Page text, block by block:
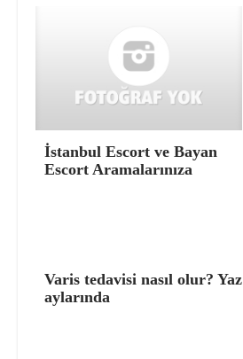
İstanbul Escort ve Bayan
Escort Aramalarınıza
Varis tedavisi nasıl olur? Yaz
aylarında